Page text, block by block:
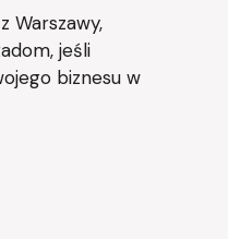
Warszawy,
jeśli
biznesu w